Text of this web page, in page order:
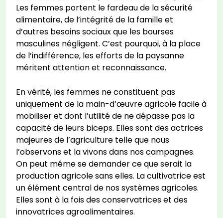
Les femmes portent le fardeau de la sécurité
alimentaire, de l’intégrité de la famille et
d’autres besoins sociaux que les bourses
masculines négligent. C’est pourquoi, à la place
de l’indifférence, les efforts de la paysanne
méritent attention et reconnaissance.
En vérité, les femmes ne constituent pas
uniquement de la main-d’œuvre agricole facile à
mobiliser et dont l’utilité de ne dépasse pas la
capacité de leurs biceps. Elles sont des actrices
majeures de l’agriculture telle que nous
l’observons et la vivons dans nos campagnes.
On peut même se demander ce que serait la
production agricole sans elles. La cultivatrice est
un élément central de nos systèmes agricoles.
Elles sont à la fois des conservatrices et des
innovatrices agroalimentaires.